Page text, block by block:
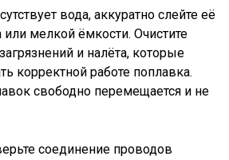
вода, аккуратно слейте её
мелкой ёмкости. Очистите
и налёта, которые
корректной работе поплавка.
свободно перемещается и не
соединение проводов